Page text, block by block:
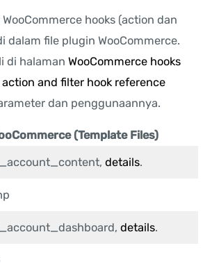
hooks (action dan
dalam file plugin WooCommerce.
di halaman WooCommerce hooks
action and filter hook reference
dan penggunaannya.
(Template Files)
details.
details.